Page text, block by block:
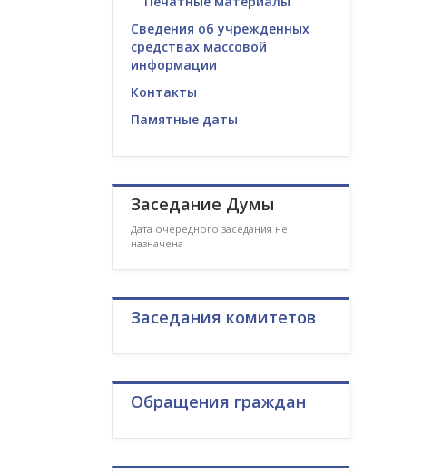
Сведения об учрежденных
средствах массовой
информации
Контакты
Памятные даты
Заседание Думы
Дата очередного заседания не
назначена
Заседания комитетов
Обращения граждан